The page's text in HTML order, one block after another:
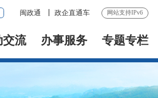
闽政通 政企直通车 网站支持IPv6
交流 办事服务 专题专栏